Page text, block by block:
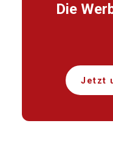
Die
Jetzt